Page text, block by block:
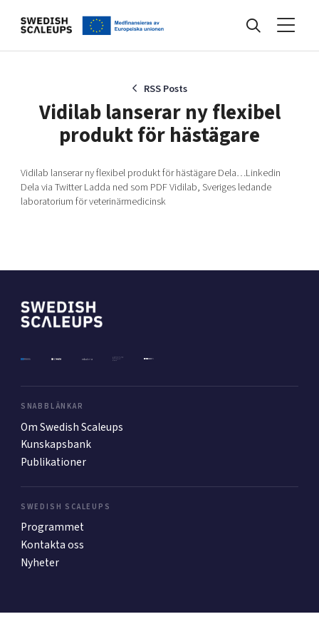
Events
Kunskapsbank
Internationalisering
Ansök till Swedish Scaleups
In English
RSS Posts
Vidilab lanserar ny flexibel
produkt för hästägare
Vidilab lanserar ny flexibel produkt för hästägare Dela…Linkedin
Dela via Twitter Ladda ned som PDF Vidilab, Sveriges ledande
laboratorium för veterinärmedicinsk
SNABBLÄNKAR
Om Swedish Scaleups
Kunskapsbank
Publikationer
SWEDISH SCALEUPS
Programmet
Kontakta oss
Nyheter